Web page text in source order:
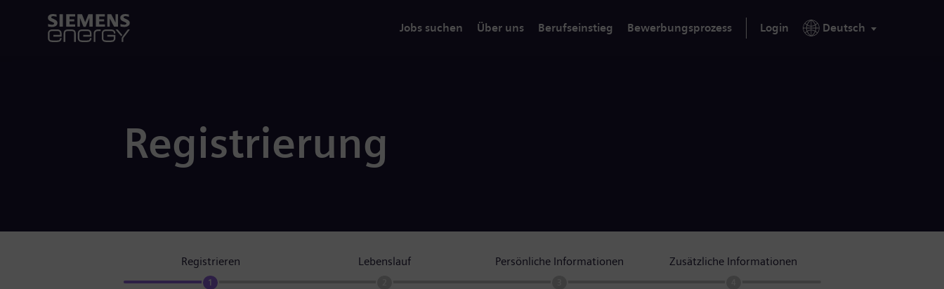
Jobs suchen Über uns Berufseinstieg Bewerbungsprozess Login Deutsch
Registrierung
Registrieren
1
Lebenslauf Persönliche Informationen Zusätzliche Informationen